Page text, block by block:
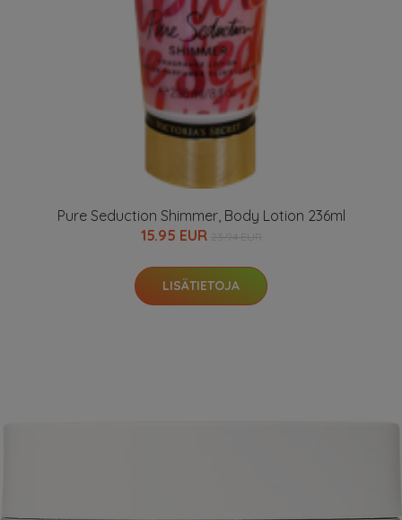
Pure Seduction Shimmer, Body Lotion 236ml
15.95 EUR
LISÄTIETOJA